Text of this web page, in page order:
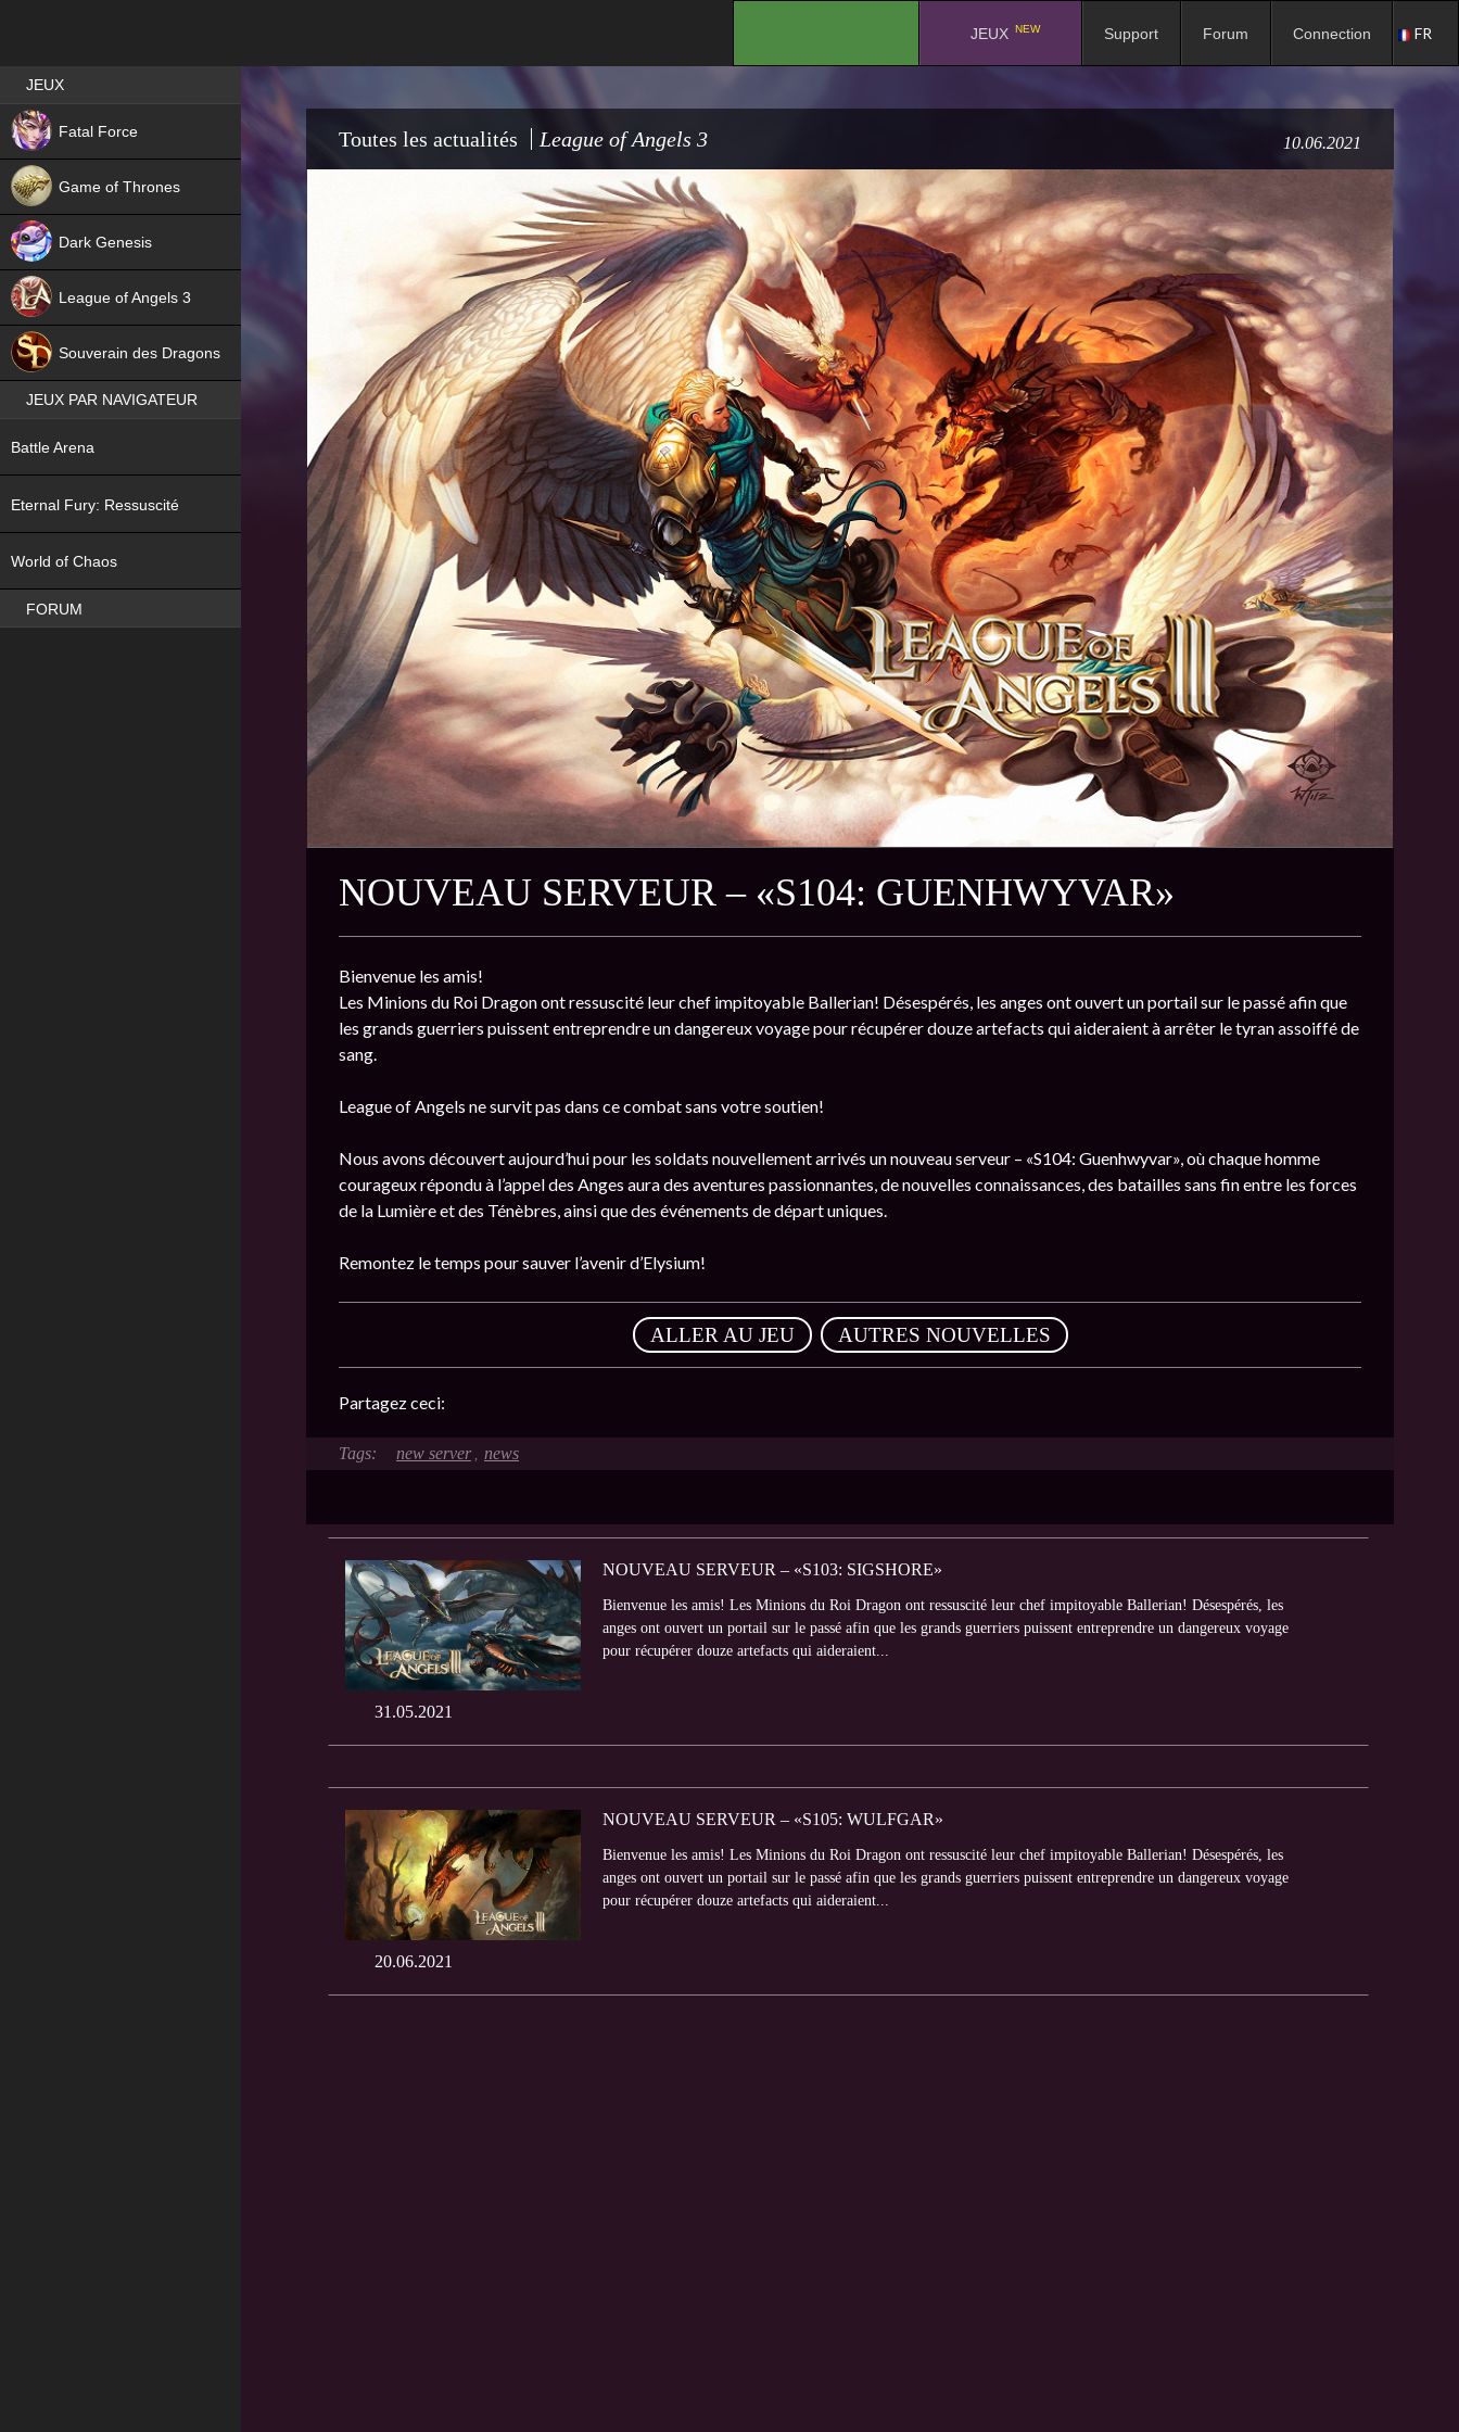
JEUX NEW Support Forum Connection FR
Toutes les actualités League of Angels 3 10.06.2021
NOUVEAU SERVEUR – «S104: GUENHWYVAR»
Bienvenue les amis!
Les Minions du Roi Dragon ont ressuscité leur chef impitoyable Ballerian! Désespérés, les anges ont ouvert un portail sur le passé afin que
les grands guerriers puissent entreprendre un dangereux voyage pour récupérer douze artefacts qui aideraient à arrêter le tyran assoiffé de
sang.
League of Angels ne survit pas dans ce combat sans votre soutien!
Nous avons découvert aujourd’hui pour les soldats nouvellement arrivés un nouveau serveur – «S104: Guenhwyvar», où chaque homme
courageux répondu à l’appel des Anges aura des aventures passionnantes, de nouvelles connaissances, des batailles sans fin entre les forces
de la Lumière et des Ténèbres, ainsi que des événements de départ uniques.
Remontez le temps pour sauver l’avenir d’Elysium!
ALLER AU JEU , AUTRES NOUVELLES
Partagez ceci:
new server , news
31.05.2021
NOUVEAU SERVEUR – «S103: SIGSHORE»
Bienvenue les amis! Les Minions du Roi Dragon ont ressuscité leur chef impitoyable Ballerian! Désespérés, les
anges ont ouvert un portail sur le passé afin que les grands guerriers puissent entreprendre un dangereux voyage
pour récupérer douze artefacts qui aideraient...
20.06.2021
NOUVEAU SERVEUR – «S105: WULFGAR»
Bienvenue les amis! Les Minions du Roi Dragon ont ressuscité leur chef impitoyable Ballerian! Désespérés, les
anges ont ouvert un portail sur le passé afin que les grands guerriers puissent entreprendre un dangereux voyage
pour récupérer douze artefacts qui aideraient...
Best RPG games in France
JEUX
Fatal Force
Game of Thrones
Dark Genesis
League of Angels 3
Souverain des Dragons
JEUX PAR NAVIGATEUR
Battle Arena
Eternal Fury: Ressuscité
World of Chaos
FORUM